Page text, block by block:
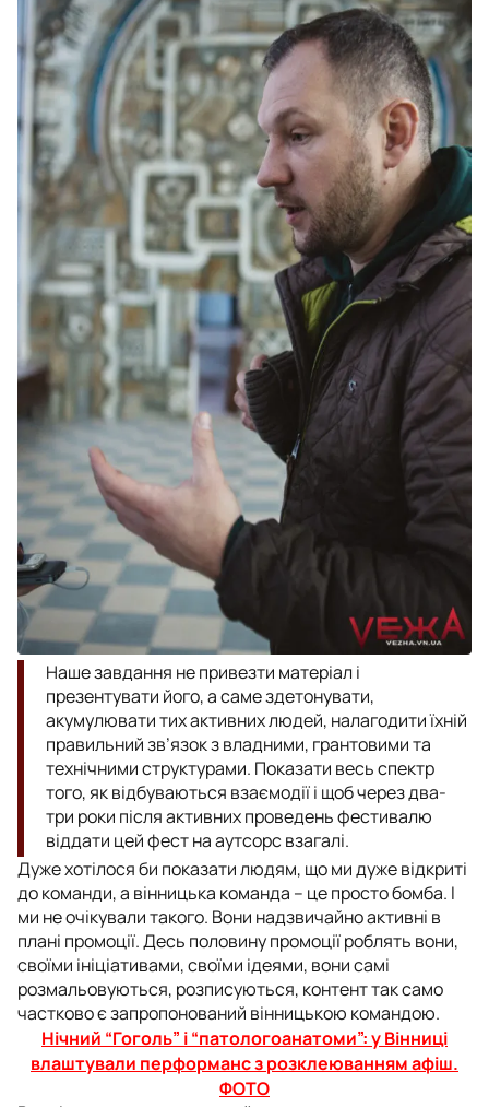
Наше завдання не привезти матеріал і
презентувати його, а саме здетонувати,
акумулювати тих активних людей, налагодити їхній
правильний зв’язок з владними, грантовими та
технічними структурами. Показати весь спектр
того, як відбуваються взаємодії і щоб через два-
три роки після активних проведень фестивалю
віддати цей фест на аутсорс взагалі.
Дуже хотілося би показати людям, що ми дуже відкриті
до команди, а вінницька команда – це просто бомба. І
ми не очікували такого. Вони надзвичайно активні в
плані промоції. Десь половину промоції роблять вони,
своїми ініціативами, своїми ідеями, вони самі
розмальовуються, розписуються, контент так само
частково є запропонований вінницькою командою.
Нічний “Гоголь” і “патологоанатоми”: у Вінниці
влаштували перформанс з розклеюванням афіш.
ФОТО